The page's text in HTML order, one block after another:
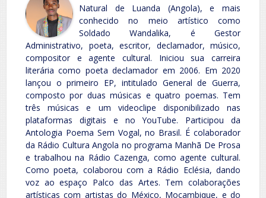
Natural de Luanda (Angola), e mais
conhecido no meio artístico como
Soldado Wandalika, é Gestor
Administrativo, poeta, escritor, declamador, músico,
compositor e agente cultural. Iniciou sua carreira
literária como poeta declamador em 2006. Em 2020
lançou o primeiro EP, intitulado General de Guerra,
composto por duas músicas e quatro poemas. Tem
três músicas e um videoclipe disponibilizado nas
plataformas digitais e no YouTube. Participou da
Antologia Poema Sem Vogal, no Brasil. É colaborador
da Rádio Cultura Angola no programa Manhã De Prosa
e trabalhou na Rádio Cazenga, como agente cultural.
Como poeta, colaborou com a Rádio Eclésia, dando
voz ao espaço Palco das Artes. Tem colaborações
artísticas com artistas do México, Moçambique, e do